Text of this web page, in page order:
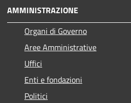
AMMINISTRAZIONE
Organi di Governo
Aree Amministrative
Uffici
Enti e fondazioni
Politici